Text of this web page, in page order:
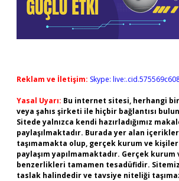
Reklam ve İletişim: Skype:
Yasal Uyarı: Bu internet sitesi, herhangi
veya şahıs şirketi ile hiçbir bağlantısı
Sitede yalnızca kendi hazırladığımız
paylaşılmaktadır. Burada yer alan
taşımamakta olup, gerçek kurum ve kişiler
paylaşım yapılmamaktadır. Gerçek
benzerlikleri tamamen tesadüfidir.
taslak halindedir ve tavsiye niteliği